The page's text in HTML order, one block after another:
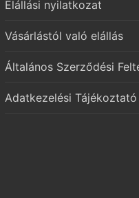
Elállási nyilatkozat
Vásárlástól való elállás
Általános Szerződési
Adatkezelési Tájékoztató